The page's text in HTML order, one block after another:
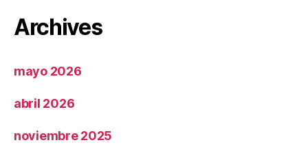
Archives
mayo 2026
abril 2026
noviembre 2025